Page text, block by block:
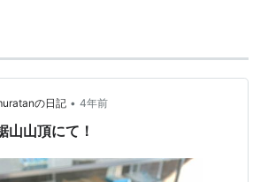
。そんな千葉県で最も有名な山が、観
気の「鋸山」です。新潟県長岡市にも
の日記 • 4年前
山山頂にて！